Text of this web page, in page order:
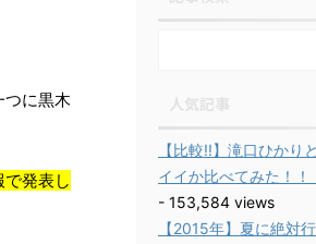
つに黒木
で発表し
【比較!!】滝口ひかり
イイか比べてみた！！
- 153,584 views
【2015年】夏に絶対